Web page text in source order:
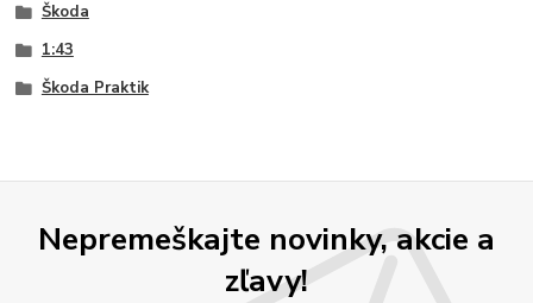
Škoda
1:43
Škoda Praktik
Nepremeškajte novinky, akcie a
zľavy!